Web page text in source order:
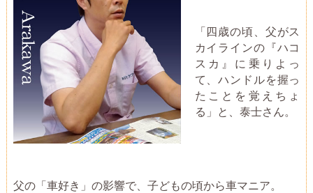
「四歳の頃、父がス
カイラインの『ハコ
スカ』に乗りよっ
て、ハンドルを握っ
たことを覚えちょ
る」と、泰士さん。
父の「車好き」の影響で、子どもの頃から車マニア。